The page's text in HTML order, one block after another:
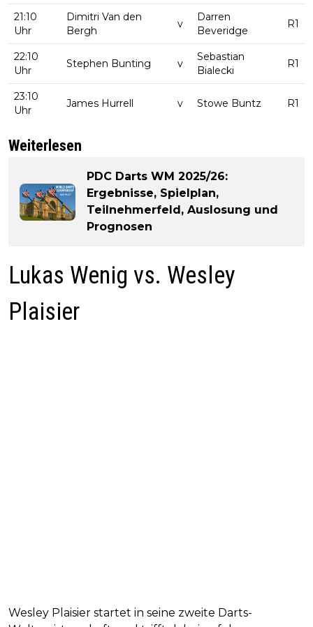
21:10
Uhr
Dimitri Van den
Bergh
v
Darren
Beveridge
R1
22:10
Uhr
Stephen Bunting v
Sebastian
Bialecki
R1
23:10
Uhr
James Hurrell v Stowe Buntz R1
Weiterlesen
PDC Darts WM 2025/26:
Ergebnisse, Spielplan,
Teilnehmerfeld, Auslosung und
Prognosen
Lukas Wenig vs. Wesley
Plaisier
Wesley Plaisier startet in seine zweite Darts-